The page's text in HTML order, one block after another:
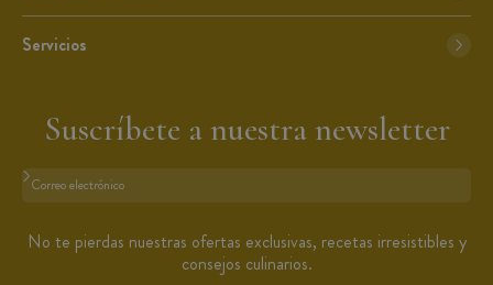
Servicios
Suscríbete a nuestra newsletter
Formato: dirección@email.com
No te pierdas nuestras ofertas exclusivas, recetas irresistibles y
consejos culinarios.